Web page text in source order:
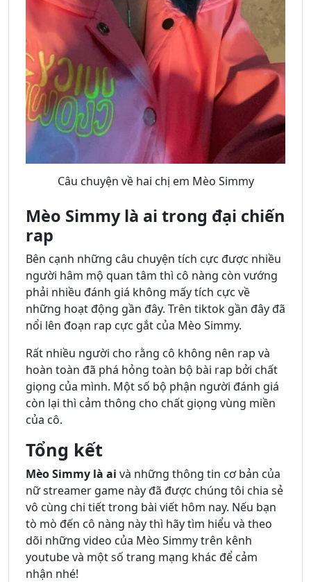
Câu chuyện về hai chị em Mèo Simmy
Mèo Simmy là ai trong đại chiến
rap
Bên cạnh những câu chuyện tích cực được nhiều
người hâm mộ quan tâm thì cô nàng còn vướng
phải nhiều đánh giá không mấy tích cực về
những hoạt động gần đây. Trên tiktok gần đây đã
nổi lên đoạn rap cực gắt của Mèo Simmy.
Rất nhiều người cho rằng cô không nên rap và
hoàn toàn đã phá hỏng toàn bộ bài rap bởi chất
giọng của mình. Một số bộ phận người đánh giá
còn lại thì cảm thông cho chất giọng vùng miền
của cô.
Tổng kết
Mèo Simmy là ai và những thông tin cơ bản của
nữ streamer game này đã được chúng tôi chia sẻ
vô cùng chi tiết trong bài viết hôm nay. Nếu bạn
tò mò đến cô nàng này thì hãy tìm hiểu và theo
dõi những video của Mèo Simmy trên kênh
youtube và một số trang mạng khác để cảm
nhận nhé!